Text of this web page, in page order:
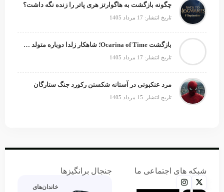
چگونه بازگشت به هاگوارتز هری پاتر را زنده نگه داشت؟
تاریخ انتشار: 17 مرداد 1405
بازگشت Ocarina of Time؛ شاهکار زلدا دوباره متولد می‌شود
تاریخ انتشار: 17 مرداد 1405
مرد عنکبوتی در آستانه شکستن رکورد جنگ ستارگان
تاریخ انتشار: 15 مرداد 1405
شبکه های اجتماعی ما جنجال برانگیزها
خاندان‌های